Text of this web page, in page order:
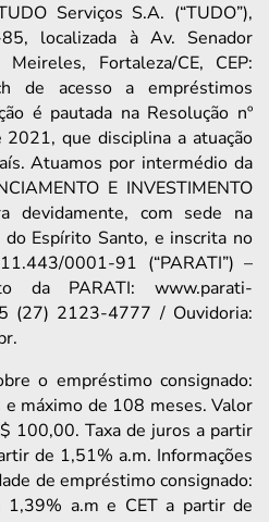
Serviços S.A. (“TUDO”),
localizada à Av. Senador
Fortaleza/CE, CEP:
de acesso a empréstimos
é pautada na Resolução nº
que disciplina a atuação
Atuamos por intermédio da
E INVESTIMENTO
devidamente, com sede na
Espírito Santo, e inscrita no
0001-91 (“PARATI”) –
da PARATI: www.parati-
(27) 2123-4777 / Ouvidoria:
o empréstimo consignado:
máximo de 108 meses. Valor
100,00. Taxa de juros a partir
de 1,51% a.m. Informações
de empréstimo consignado:
a.m e CET a partir de